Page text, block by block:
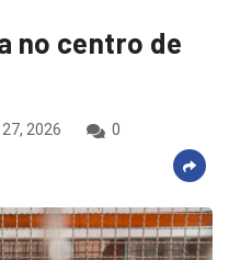
no centro de
2026
0